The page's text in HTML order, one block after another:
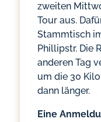
zweiten
Tour aus.
Stammtisch
Phillipstr. Die
anderen Tag
um die 30
dann länger.
Eine